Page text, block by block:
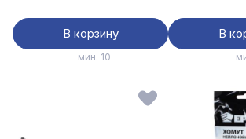
В корзину
мин. 10
В